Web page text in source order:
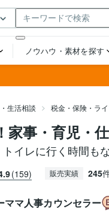
生活相談 税金・保険・ラ
家事・育児・
イレに行く時間も
(159) 販売実績 245
ママ人事カウンセラー